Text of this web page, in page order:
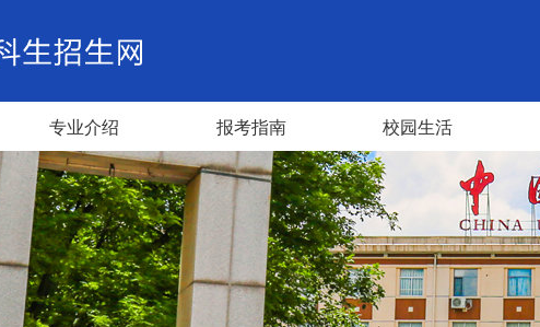
专业介绍 报考指南 校园生活